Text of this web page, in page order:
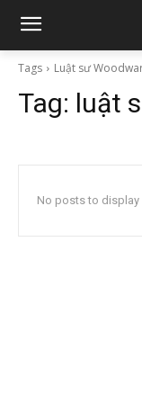
Tags Luật sư
Tag: luật
No posts to display